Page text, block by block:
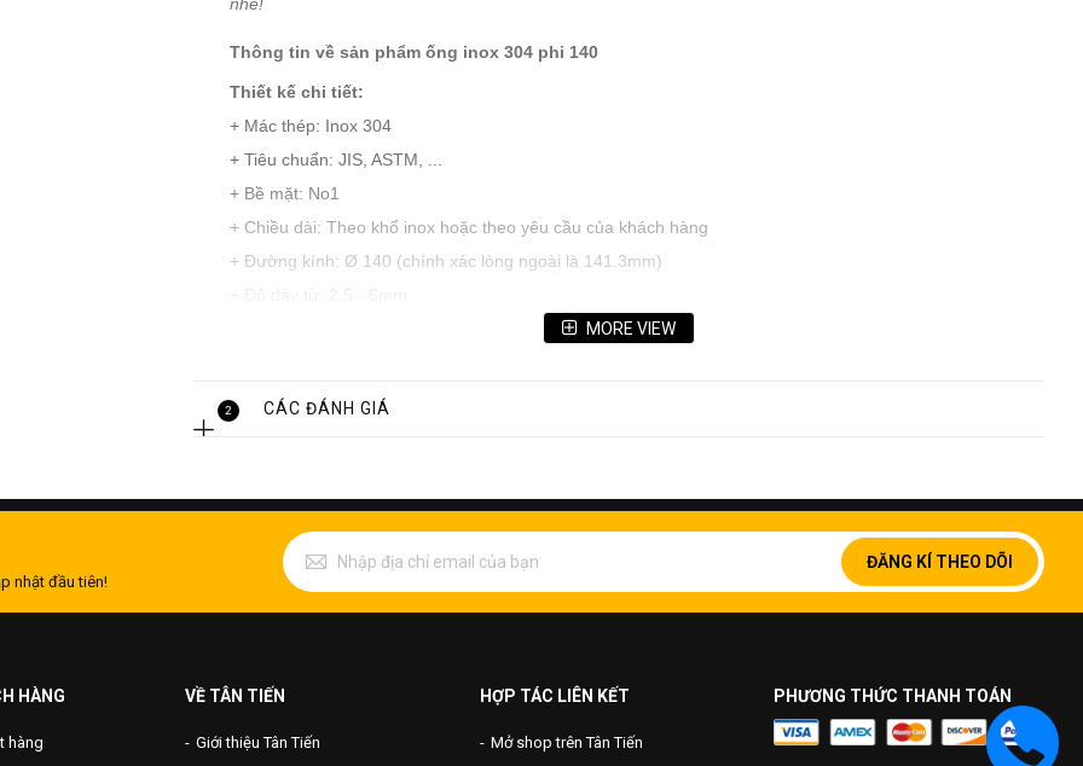
nhé!
Thông tin về sản phẩm ống inox 304 phi 140
Thiết kế chi tiết:
+ Mác thép: Inox 304
+ Tiêu chuẩn: JIS, ASTM, ...
+ Bề mặt: No1
+ Chiều dài: Theo khổ inox hoặc theo yêu cầu của khách hàng
+ Đường kính: Ø 140 (chính xác lòng ngoài là 141.3mm)
+ Chất lượng: Loại 1
MORE VIEW
2 CÁC ĐÁNH GIÁ
nhật đầu tiên!
ĐĂNG KÍ THEO DÕI
HÀNG
hàng
VỀ TÂN TIẾN
Giới thiệu Tân Tiến
HỢP TÁC LIÊN KẾT
Mở shop trên Tân Tiến
PHƯƠNG THỨC THANH TOÁN